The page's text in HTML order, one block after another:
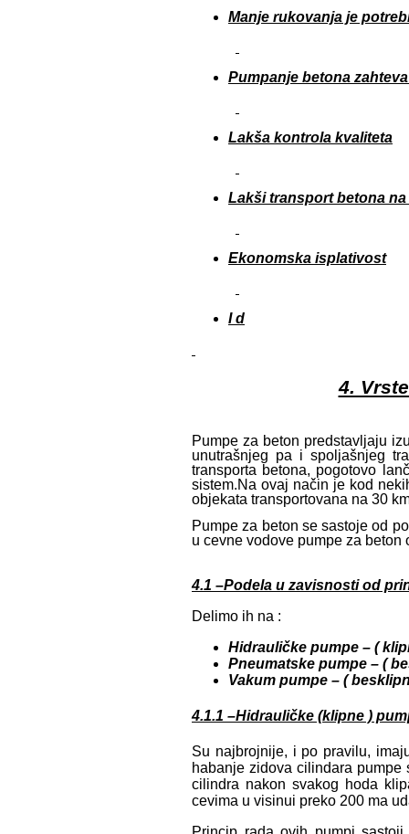
Manje rukovanja je
Pumpanje betona
Lakša kontrola kvaliteta
Lakši transport betona
Ekonomska isplativost
I d
4.
Pumpe za beton predstavljaju
unutrašnjeg pa i spoljašnjeg
transporta betona, pogotovo
sistem.Na ovaj način je kod
objekata transportovana na 30
Pumpe za beton se sastoje od
u cevne vodove pumpe za beton
4.1 –Podela u zavisnosti od
Delimo ih na :
Hidrauličke pumpe – (
Pneumatske pumpe – (
Vakum pumpe – (
4.1.1 –Hidrauličke (klipne )
Su najbrojnije, i po pravilu,
habanje zidova cilindara pumpe
cilindra nakon svakog hoda
cevima u visinui preko 200 ma